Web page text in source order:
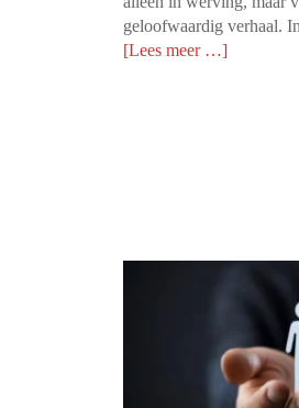
geloofwaardig verhaal.
[Lees meer …]